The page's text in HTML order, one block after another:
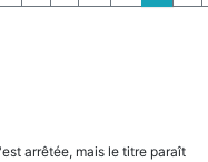
arrêtée, mais le titre paraît